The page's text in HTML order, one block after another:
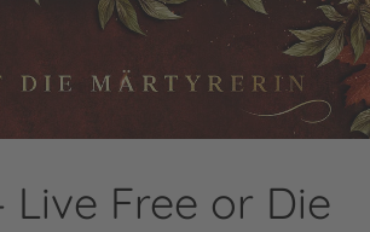
Live Free or Die